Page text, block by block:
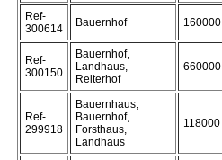
Ref-
300614
Bauernhof 160000
Ref-
300150
Bauernhof,
Landhaus,
Reiterhof
660000
Ref-
299918
Bauernhaus,
Bauernhof,
Forsthaus,
Landhaus
118000